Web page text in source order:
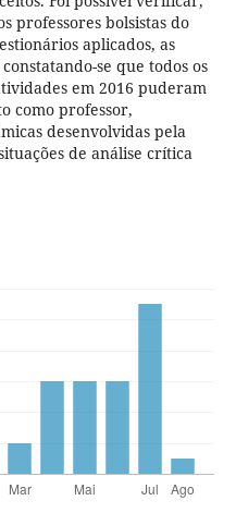
professores bolsistas do
aplicados, as
se que todos os
em 2016 puderam
como professor,
desenvolvidas pela
de análise crítica